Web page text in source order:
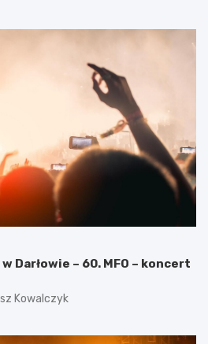
Darłowie – 60. MFO – koncert
Kowalczyk